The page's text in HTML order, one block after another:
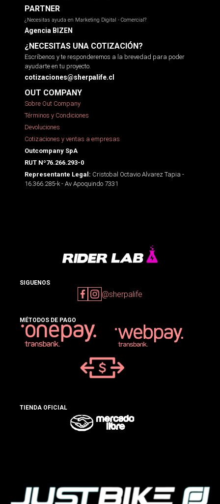
PARTNER
¿Necesitas ayuda en Marketing Digital - Comercial?
Agencia BIZEN
¿NECESITAS UNA COTIZACIÓN?
Escríbenos y te responderemos a la brevedad para poder
ayudarte en tu proyecto.
cotizaciones@sherpalife.cl
OUT COMPANY
Sobre Out Company
Términos y Condiciones
Devoluciones
Cotizaciones y ventas a empresas
Outcompany SpA
RUT Nº76.266.293-0
Representante Legal: Cristobal Octavio Alvarez Tapia -
16.366.285-k - Av Apoquindo 7331
SIGUENOS
@sherpalife
MÉTODOS DE PAGO
TIENDA OFICIAL